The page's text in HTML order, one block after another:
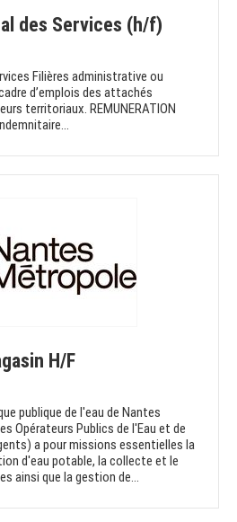
des Services (h/f)
Filières administrative ou
d’emplois des attachés
territoriaux. REMUNERATION
H/F
publique de l'eau de Nantes
Opérateurs Publics de l'Eau et de
a pour missions essentielles la
d'eau potable, la collecte et le
ainsi que la gestion de...